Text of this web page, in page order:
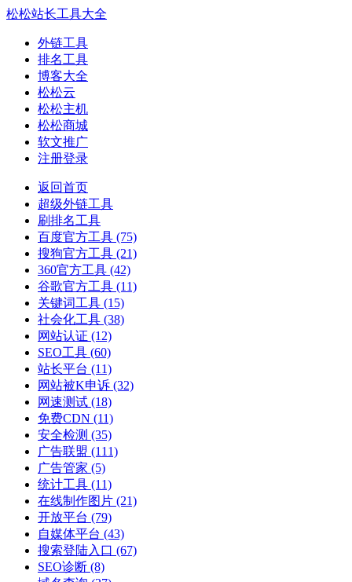
松松站长工具大全
外链工具
排名工具
博客大全
松松云
松松主机
松松商城
软文推广
注册登录
返回首页
超级外链工具
刷排名工具
百度官方工具 (75)
搜狗官方工具 (21)
360官方工具 (42)
谷歌官方工具 (11)
关键词工具 (15)
社会化工具 (38)
网站认证 (12)
SEO工具 (60)
站长平台 (11)
网站被K申诉 (32)
网速测试 (18)
免费CDN (11)
安全检测 (35)
广告联盟 (111)
广告管家 (5)
统计工具 (11)
在线制作图片 (21)
开放平台 (79)
自媒体平台 (43)
搜索登陆入口 (67)
SEO诊断 (8)